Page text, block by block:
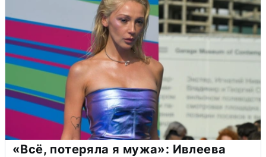
«Всё, потеряла я мужа»: Ивлеева